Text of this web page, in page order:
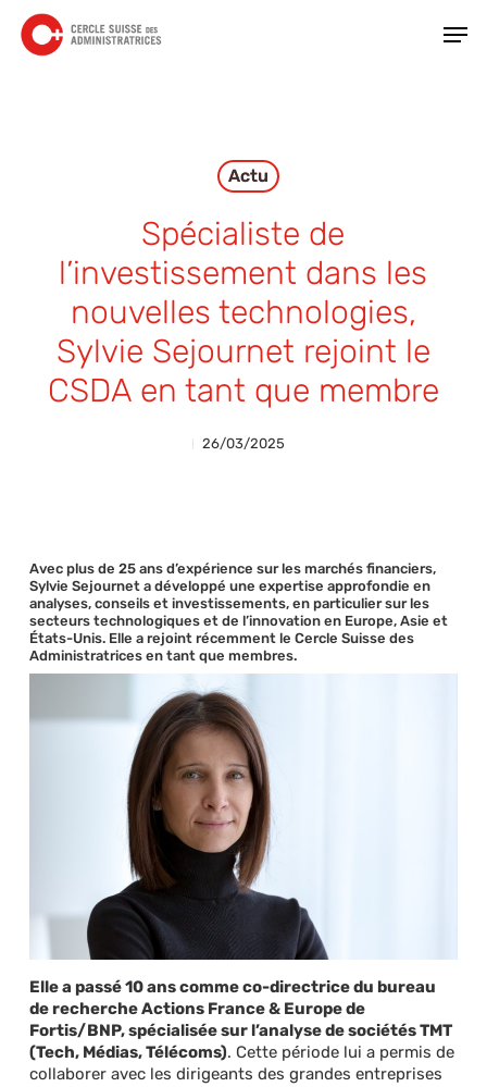
main
Actu
Spécialiste de
l’investissement dans les
nouvelles technologies,
Sylvie Sejournet rejoint le
CSDA en tant que membre
26/03/2025
Avec plus de 25 ans d’expérience sur les marchés financiers,
Sylvie Sejournet a développé une expertise approfondie en
analyses, conseils et investissements, en particulier sur les
secteurs technologiques et de l’innovation en Europe, Asie et
États-Unis. Elle a rejoint récemment le Cercle Suisse des
Administratrices en tant que membres.
Elle a passé 10 ans comme co-directrice du bureau
de recherche Actions France & Europe de
Fortis/BNP, spécialisée sur l’analyse de sociétés TMT
(Tech, Médias, Télécoms). Cette période lui a permis de
collaborer avec les dirigeants des grandes entreprises